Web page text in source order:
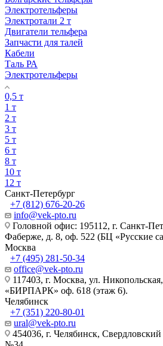
Электротельферы
Электротали 2 т
Двигатели тельфера
Запчасти для талей
Кабели
Таль РА
Электротельферы
0,5 т
1 т
2 т
3 т
5 т
6 т
8 т
10 т
12 т
Санкт-Петербург
+7 (812) 676-20-26
info@vek-pto.ru
Головной офис: 195112, г. Санкт-
Фаберже, д. 8, оф. 522 (БЦ «Русские
Москва
+7 (495) 281-50-34
office@vek-pto.ru
117403, г. Москва, ул.
«БИРПАРК» оф. 618 (этаж 6).
Челябинск
+7 (351) 220-80-01
ural@vek-pto.ru
454036, г. Челябинск,